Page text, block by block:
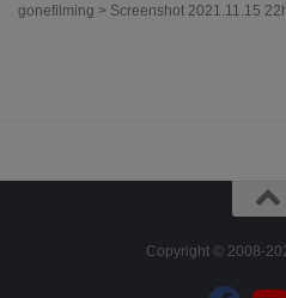
gonefilming > Screenshot 2021.11.15
Copyright © 2008-